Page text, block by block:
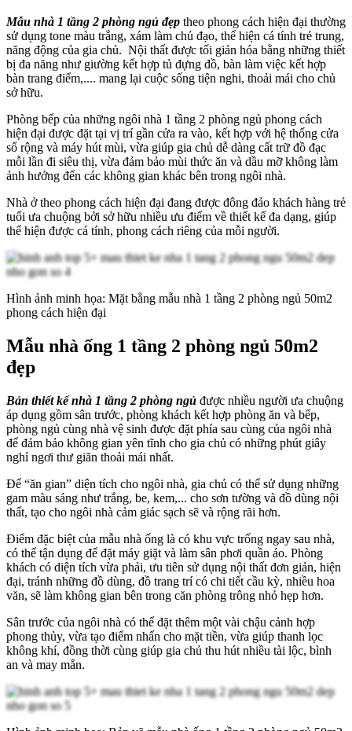
Mẫu nhà 1 tầng 2 phòng ngủ đẹp theo phong cách hiện đại thường
sử dụng tone màu trắng, xám làm chủ đạo, thể hiện cá tính trẻ trung,
năng động của gia chủ. Nội thất được tối giản hóa bằng những thiết
bị đa năng như giường kết hợp tủ đựng đồ, bàn làm việc kết hợp
bàn trang điểm,.... mang lại cuộc sống tiện nghi, thoải mái cho chủ
sở hữu.
Phòng bếp của những ngôi nhà 1 tầng 2 phòng ngủ phong cách
hiện đại được đặt tại vị trí gần cửa ra vào, kết hợp với hệ thống cửa
sổ rộng và máy hút mùi, vừa giúp gia chủ dễ dàng cất trữ đồ đạc
mỗi lần đi siêu thị, vừa đảm bảo mùi thức ăn và dầu mỡ không làm
ảnh hưởng đến các không gian khác bên trong ngôi nhà.
Nhà ở theo phong cách hiện đại đang được đông đảo khách hàng trẻ
tuổi ưa chuộng bởi sở hữu nhiều ưu điểm về thiết kế đa dạng, giúp
thể hiện được cá tính, phong cách riêng của mỗi người.
Hình ảnh minh họa: Mặt bằng mẫu nhà 1 tầng 2 phòng ngủ 50m2
phong cách hiện đại
Mẫu nhà ống 1 tầng 2 phòng ngủ 50m2
đẹp
Bản thiết kế nhà 1 tầng 2 phòng ngủ được nhiều người ưa chuộng
áp dụng gồm sân trước, phòng khách kết hợp phòng ăn và bếp,
phòng ngủ cùng nhà vệ sinh được đặt phía sau cùng của ngôi nhà
để đảm bảo không gian yên tĩnh cho gia chủ có những phút giây
nghỉ ngơi thư giãn thoải mái nhất.
Để “ăn gian” diện tích cho ngôi nhà, gia chủ có thể sử dụng những
gam màu sáng như trắng, be, kem,... cho sơn tường và đồ dùng nội
thất, tạo cho ngôi nhà cảm giác sạch sẽ và rộng rãi hơn.
Điểm đặc biệt của mẫu nhà ống là có khu vực trống ngay sau nhà,
có thể tận dụng để đặt máy giặt và làm sân phơi quần áo. Phòng
khách có diện tích vừa phải, ưu tiên sử dụng nội thất đơn giản, hiện
đại, tránh những đồ dùng, đồ trang trí có chi tiết cầu kỳ, nhiều hoa
văn, sẽ làm không gian bên trong căn phòng trông nhỏ hẹp hơn.
Sân trước của ngôi nhà có thể đặt thêm một vài chậu cảnh hợp
phong thủy, vừa tạo điểm nhấn cho mặt tiền, vừa giúp thanh lọc
không khí, đồng thời cùng giúp gia chủ thu hút nhiều tài lộc, bình
an và may mắn.